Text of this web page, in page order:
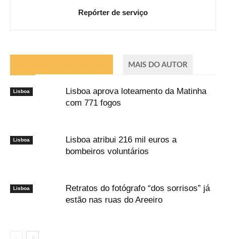
Repórter de serviço
MAIS DO AUTOR
Lisboa
Lisboa aprova loteamento da Matinha
com 771 fogos
Lisboa
Lisboa atribui 216 mil euros a
bombeiros voluntários
Lisboa
Retratos do fotógrafo “dos sorrisos” já
estão nas ruas do Areeiro